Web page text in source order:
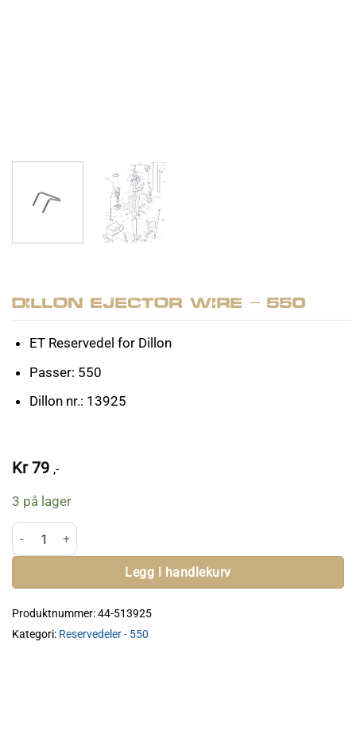
Dillon Ejector Wire – 550
ET Reservedel for Dillon
Passer: 550
Dillon nr.: 13925
Kr79 ,-
3 på lager
Dillon Ejector Wire - 550 antall
Legg i handlekurv
Produktnummer:44-513925
Kategori: Reservedeler - 550